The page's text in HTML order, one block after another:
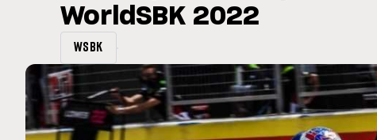
club spécial dans
MOTO GP
Silverstone : Horaires et
Grande-Bretagne
WorldSBK 2022
WSBK